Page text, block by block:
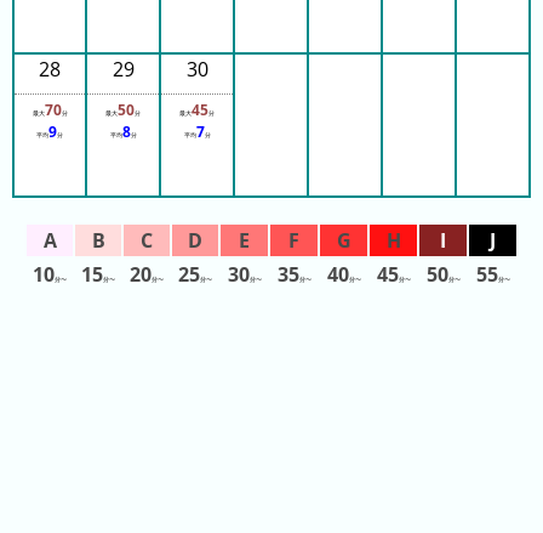
那
ハ
ン
ド
パ
28
最大70分
平均9分
29
最大50分
平均8分
30
最大45分
平均7分
10分〜 15分〜 20分〜 25分〜 30分〜 35分〜 40分〜 45分〜 50分〜 55分〜